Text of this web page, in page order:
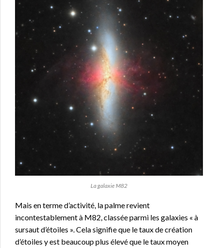
La galaxie M82
Mais en terme d’activité, la palme revient
incontestablement à M82, classée parmi les galaxies « à
sursaut d’étoiles ». Cela signifie que le taux de création
d’étoiles y est beaucoup plus élevé que le taux moyen